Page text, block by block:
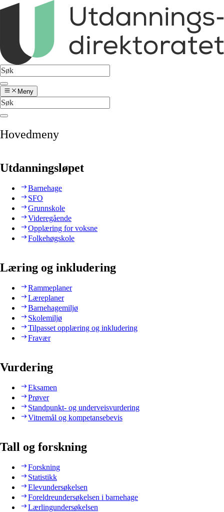
Meny
Hovedmeny
Utdanningsløpet
Barnehage
SFO
Grunnskole
Videregående
Opplæring for voksne
Folkehøgskole
Læring og inkludering
Rammeplaner
Læreplaner
Barnehagemiljø
Skolemiljø
Tilpasset opplæring og inkludering
Fravær
Vurdering
Eksamen
Prøver
Standpunkt- og underveisvurdering
Vitnemål og kompetansebevis
Tall og forskning
Forskning
Statistikk
Elevundersøkelsen
Foreldreundersøkelsen i barnehage
Lærlingundersøkelsen